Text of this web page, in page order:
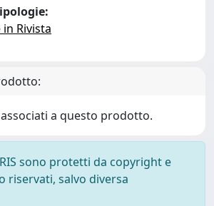
in Rivista
a questo prodotto.
sono protetti da copyright e
riservati, salvo diversa